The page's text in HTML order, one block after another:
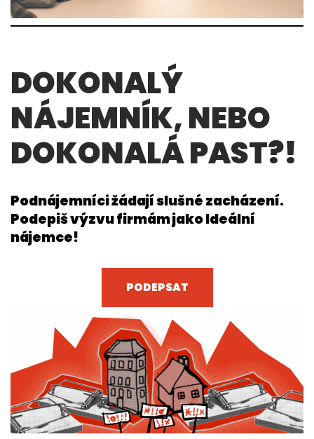
DOKONALÝ
NÁJEMNÍK, NEBO
DOKONALÁ PAST?!
Podnájemníci žádají slušné zacházení.
Podepiš výzvu firmám jako Ideální
nájemce!
PODEPSAT